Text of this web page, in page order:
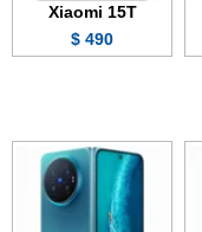
Xiaomi 15T
490 $